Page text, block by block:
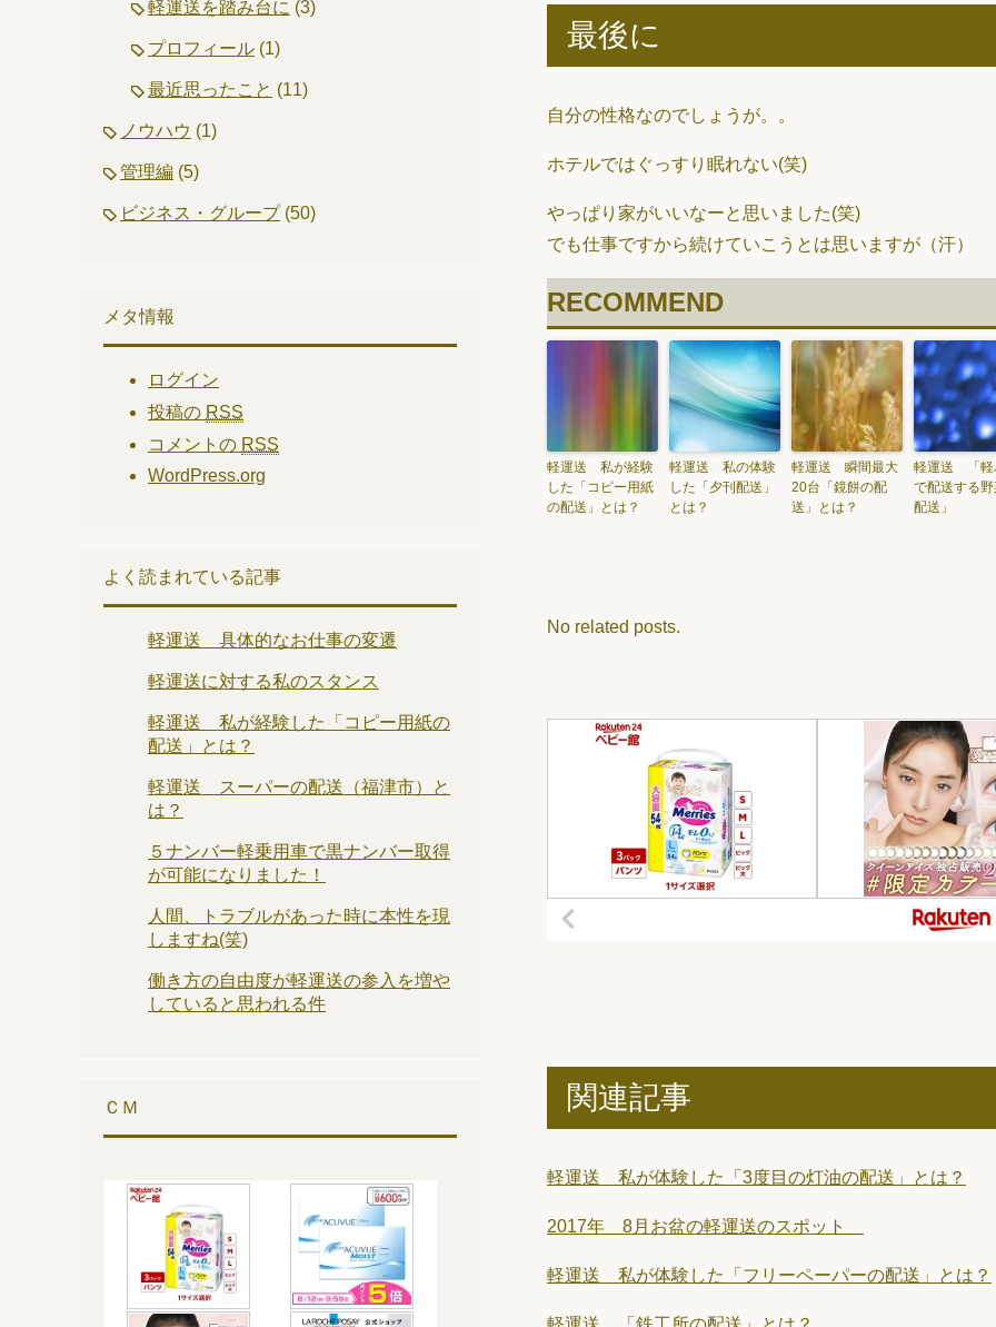
最後に
自分の性格なのでしょうが。。
ホテルではぐっすり眠れない(笑)
やっぱり家がいいなーと思いました(笑)
でも仕事ですから続けていこうとは思いますが（汗）
RECOMMEND
軽運送 私が経験
した「コピー用紙
の配送」とは？
軽運送 私の体験
した「夕刊配送」
とは？
軽運送 瞬間最大
20台「鏡餅の配
送」とは？
軽運送 「軽
で配送する
配送」
No related posts.
関連記事
軽運送 私が体験した「3度目の灯油の配送」とは？
2017年 8月お盆の軽運送のスポット
軽運送 私が体験した「フリーペーパーの配送」とは？
軽運送を踏み台に (3)
プロフィール (1)
最近思ったこと (11)
ノウハウ (1)
管理編 (5)
ビジネス・グループ(50)
メタ情報
ログイン
投稿の RSS
コメントの RSS
WordPress.org
よく読まれている記事
軽運送 具体的なお仕事の変遷
軽運送に対する私のスタンス
軽運送 私が経験した「コピー用紙の
配送」とは？
軽運送 スーパーの配送（福津市）と
は？
５ナンバー軽乗用車で黒ナンバー取得
が可能になりました！
人間、トラブルがあった時に本性を現
しますね(笑)
働き方の自由度が軽運送の参入を増や
していると思われる件
ＣＭ